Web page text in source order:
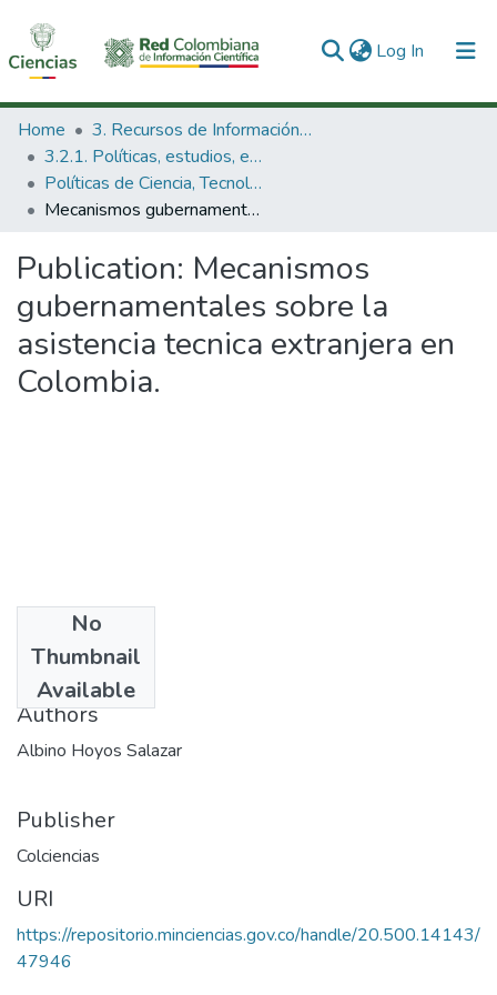
Log In (current)
Communities & Collections
All of DSpace
Statistics
Home
3. Recursos de Información Científica y Tecnológica
3.2.1. Políticas, estudios, evaluaciones e indicadores de CTeI
Políticas de Ciencia, Tecnología e Innovación
Mecanismos gubernamentales sobre la asistencia tecnica extranjera en Colombia.
Publication: Mecanismos
gubernamentales sobre la
asistencia tecnica extranjera en
Colombia.
No
Thumbnail
Available
1974
Authors
Albino Hoyos Salazar
Publisher
Colciencias
URI
https://repositorio.minciencias.gov.co/handle/20.500.14143/
47946